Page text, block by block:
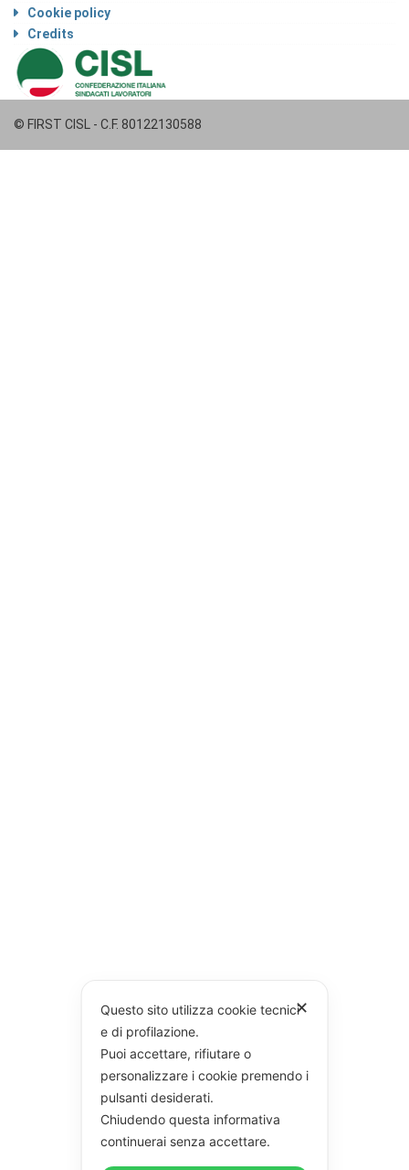
Cookie policy
Credits
© FIRST CISL - C.F. 80122130588
✕
Questo sito utilizza cookie tecnici
e di profilazione.
Puoi accettare, rifiutare o
personalizzare i cookie premendo i
pulsanti desiderati.
Chiudendo questa informativa
continuerai senza accettare.